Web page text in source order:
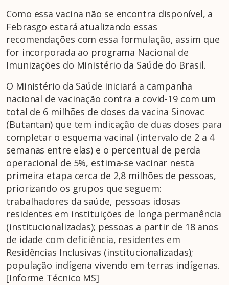
Como essa vacina não se encontra disponível, a
Febrasgo estará atualizando essas
recomendações com essa formulação, assim que
for incorporada ao programa Nacional de
Imunizações do Ministério da Saúde do Brasil.
O Ministério da Saúde iniciará a campanha
nacional de vacinação contra a covid-19 com um
total de 6 milhões de doses da vacina Sinovac
(Butantan) que tem indicação de duas doses para
completar o esquema vacinal (intervalo de 2 a 4
semanas entre elas) e o percentual de perda
operacional de 5%, estima-se vacinar nesta
primeira etapa cerca de 2,8 milhões de pessoas,
priorizando os grupos que seguem:
trabalhadores da saúde, pessoas idosas
residentes em instituições de longa permanência
(institucionalizadas); pessoas a partir de 18 anos
de idade com deficiência, residentes em
Residências Inclusivas (institucionalizadas);
população indígena vivendo em terras indígenas.
[Informe Técnico MS]